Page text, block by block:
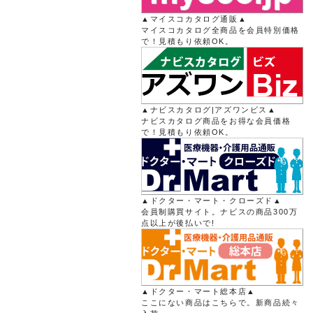
▲マイスコカタログ通販▲
マイスコカタログ全商品を会員特別価格
で！見積もり依頼OK。
▲ナビスカタログ|アズワンビス▲
ナビスカタログ商品をお得な会員価格
で！見積もり依頼OK。
▲ドクター・マート・クローズド▲
会員制購買サイト。ナビスの商品300万
点以上が後払いで!
▲ドクター・マート総本店▲
ここにない商品はこちらで。新商品続々